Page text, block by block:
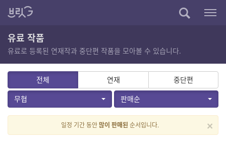
유료 작품
유료로 등록된 연재작과 중단편 작품을 모아볼 수 있습니다.
전체 연재
중단편
무협
판매순
×
일정 기간 동안많이 판매된 순서입니다.